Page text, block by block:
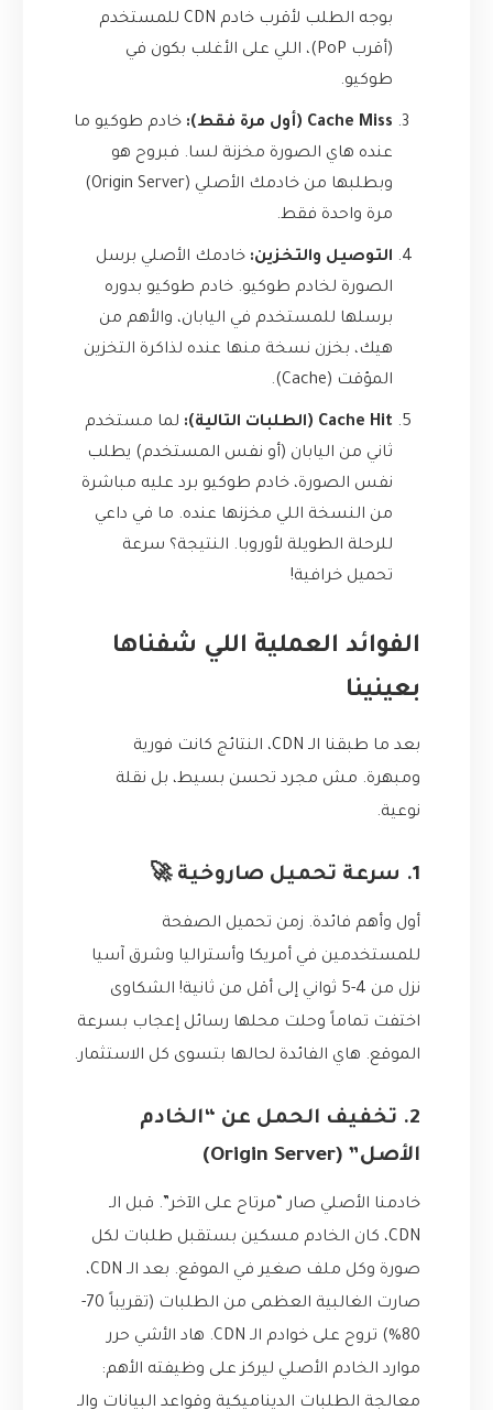
بوجه الطلب لأقرب خادم CDN للمستخدم
(أقرب PoP)، اللي على الأغلب بكون في
طوكيو.
Cache Miss (أول مرة فقط):
خادم طوكيو ما
عنده هاي الصورة مخزنة لسا. فبروح هو
وبطلبها من خادمك الأصلي (Origin Server)
مرة واحدة فقط.
التوصيل والتخزين: خادمك الأصلي برسل
الصورة لخادم طوكيو. خادم طوكيو بدوره
برسلها للمستخدم في اليابان، والأهم من
هيك، بخزن نسخة منها عنده لذاكرة التخزين
المؤقت (Cache).
Cache Hit (الطلبات التالية):
لما مستخدم
ثاني من اليابان (أو نفس المستخدم) يطلب
نفس الصورة، خادم طوكيو برد عليه مباشرة
من النسخة اللي مخزنها عنده. ما في داعي
للرحلة الطويلة لأوروبا. النتيجة؟ سرعة
تحميل خرافية!
الفوائد العملية اللي شفناها
بعينينا
بعد ما طبقنا الـ CDN، النتائج كانت فورية
ومبهرة. مش مجرد تحسن بسيط، بل نقلة
نوعية.
1. سرعة تحميل صاروخية 🚀
أول وأهم فائدة. زمن تحميل الصفحة
للمستخدمين في أمريكا وأستراليا وشرق آسيا
نزل من 4-5 ثواني إلى أقل من ثانية! الشكاوى
اختفت تماماً وحلت محلها رسائل إعجاب بسرعة
الموقع. هاي الفائدة لحالها بتسوى كل الاستثمار.
2. تخفيف الحمل عن “الخادم
الأصل” (Origin Server)
خادمنا الأصلي صار “مرتاح على الآخر”. قبل الـ
CDN، كان الخادم مسكين بستقبل طلبات لكل
صورة وكل ملف صغير في الموقع. بعد الـ CDN،
صارت الغالبية العظمى من الطلبات (تقريباً 70-
80%) تروح على خوادم الـ CDN. هاد الأشي حرر
موارد الخادم الأصلي ليركز على وظيفته الأهم:
معالجة الطلبات الديناميكية وقواعد البيانات والـ